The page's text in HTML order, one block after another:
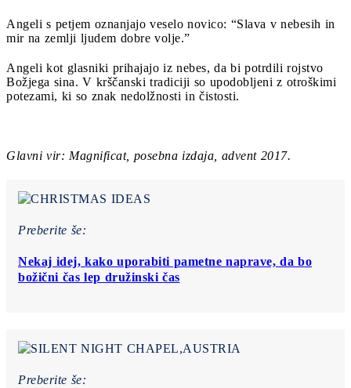
Angeli s petjem oznanjajo veselo novico: “Slava v nebesih in
mir na zemlji ljudem dobre volje.”
Angeli kot glasniki prihajajo iz nebes, da bi potrdili rojstvo
Božjega sina. V krščanski tradiciji so upodobljeni z otroškimi
potezami, ki so znak nedolžnosti in čistosti.
Glavni vir: Magnificat, posebna izdaja, advent 2017.
Preberite še:
Nekaj idej, kako uporabiti pametne naprave, da bo
božični čas lep družinski čas
Preberite še: